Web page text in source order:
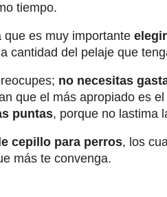
tiempo.
es muy importante
cantidad del pelaje que
no necesitas
que el más apropiado es
puntas, porque no lastima
cepillo para perros, los
más te convenga.